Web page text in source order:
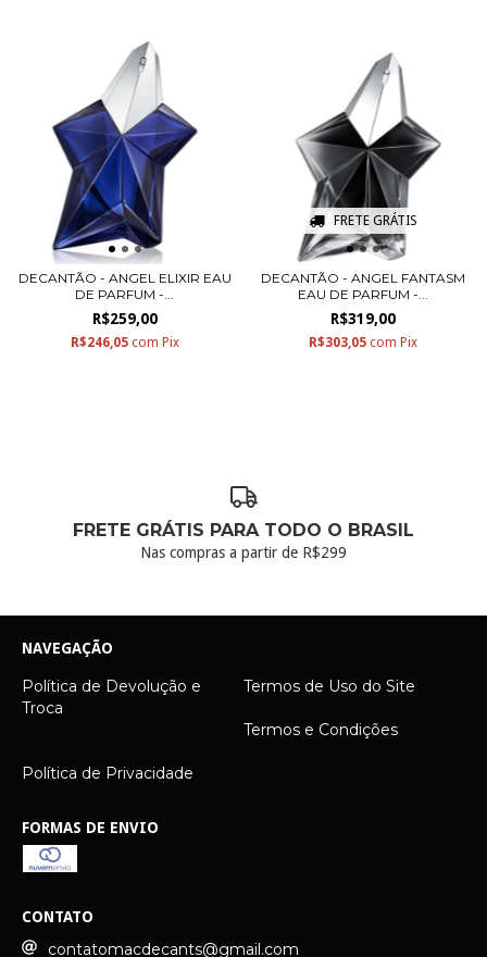
DECANTÃO - ANGEL ELIXIR EAU
DE PARFUM -...
R$259,00
R$246,05 com Pix
FRETE GRÁTIS
DECANTÃO - ANGEL FANTASM
EAU DE PARFUM -...
R$319,00
R$303,05 com Pix
FRETE GRÁTIS PARA TODO O BRASIL
Nas compras a partir de R$299
NAVEGAÇÃO
Política de Devolução e
Troca
Termos de Uso do Site
Termos e Condições
Política de Privacidade
FORMAS DE ENVIO
CONTATO
contatomacdecants@gmail.com